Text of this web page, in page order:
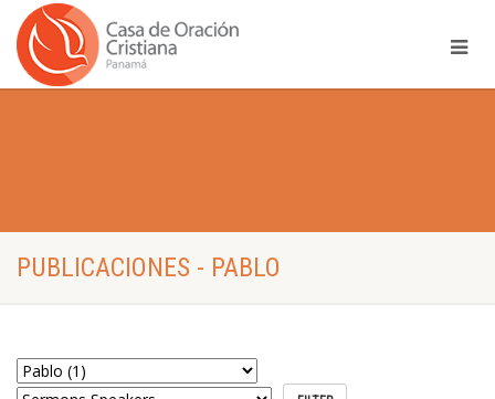
PUBLICACIONES - PABLO